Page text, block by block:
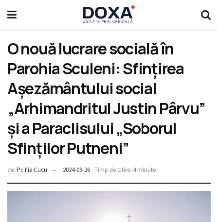
O nouă lucrare socială în
Parohia Sculeni: Sfințirea
Așezământului social
„Arhimandritul Justin Pârvu”
și a Paraclisului „Soborul
Sfinților Putneni”
de: Pr. Ilie Cucu 2024-09-26 Timp de citire: 4 minute